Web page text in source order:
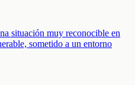
situación muy reconocible en
sometido a un entorno